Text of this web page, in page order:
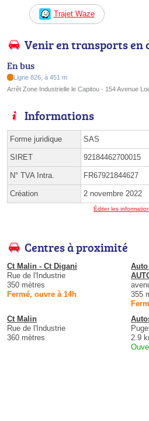
Trajet Waze
Venir en transports en
En bus
Ligne 826, à 451 m
Arrêt Zone Industrielle le Capitou - 154 Avenue
Informations
Forme juridique SAS
SIRET 92184462700015
N° TVA Intra. FR67921844627
Création 2 novembre 2022
Éditer les
Centres à proximité
Ct Malin - Ct Digani
Rue de l'Industrie
350 mètres
Fermé, ouvre à 14h
355
Ct Malin
Rue de l'Industrie
360 mètres
2.9